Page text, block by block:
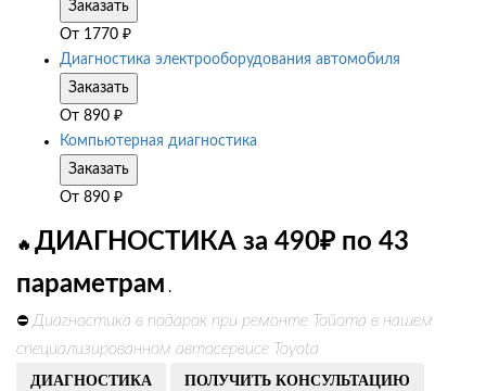
Заказать
От 1770 ₽
Диагностика электрооборудования автомобиля
Заказать
От 890 ₽
Компьютерная диагностика
Заказать
От 890 ₽
🔥 ДИАГНОСТИКА за 490₽ по 43
параметрам .
⛔ Диагностика в подарок при ремонте Тойота в нашем
специализированном автосервисе Toyota
ДИАГНОСТИКА ПОЛУЧИТЬ КОНСУЛЬТАЦИЮ